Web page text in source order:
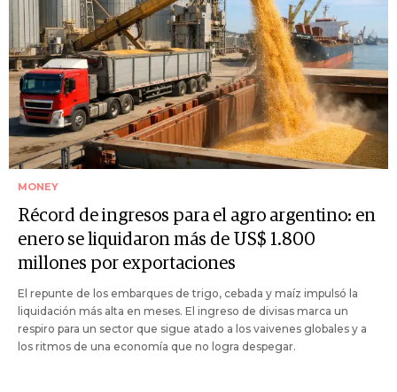
MONEY
Récord de ingresos para el agro argentino: en
enero se liquidaron más de US$ 1.800
millones por exportaciones
El repunte de los embarques de trigo, cebada y maíz impulsó la
liquidación más alta en meses. El ingreso de divisas marca un
respiro para un sector que sigue atado a los vaivenes globales y a
los ritmos de una economía que no logra despegar.